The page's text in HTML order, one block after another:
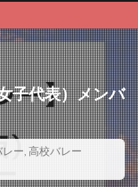
子代表）メンバ
ー, 高校バレー